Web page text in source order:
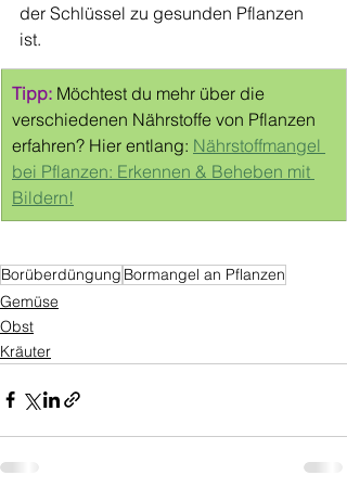
der Schlüssel zu gesunden Pflanzen
ist.
Tipp: Möchtest du mehr über die
verschiedenen Nährstoffe von Pflanzen
erfahren? Hier entlang: Nährstoffmangel
bei Pflanzen: Erkennen & Beheben mit
Bildern!
Borüberdüngung Bormangel an Pflanzen
Gemüse
Obst
Kräuter